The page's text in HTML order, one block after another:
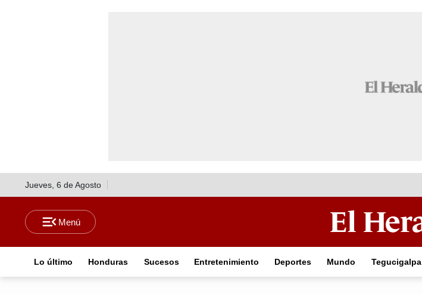
Jueves, 6 de Agosto
Lo último Honduras Sucesos Entretenimiento Deportes Mundo Tegucigalpa